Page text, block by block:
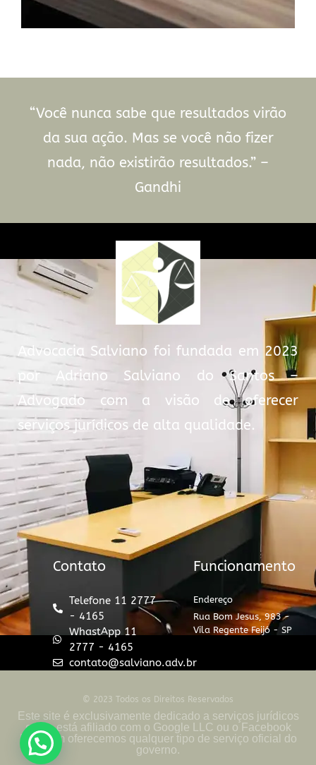
“Você nunca sabe que resultados virão
da sua ação. Mas se você não fizer
nada, não existirão resultados.” –
Gandhi
Advocacia Salviano foi fundada em 2023
por Adriano Salviano do Santos –
Advogado com a visão de oferecer
serviços jurídicos de alta qualidade.
Contato
Telefone 11 2777
- 4165
WhastApp 11
2777 - 4165
contato@salviano.adv.br
Funcionamento
Endereço
Rua Bom Jesus, 983 -
Vila Regente Feijó - SP
© 2023 Todos os Direitos Reservados
Este site é exclusivamente dedicado a serviços jurídicos
e não está afiliado com o Google LLC ou o Facebook
Inc., nem oferecemos qualquer tipo de serviço oficial do
governo.